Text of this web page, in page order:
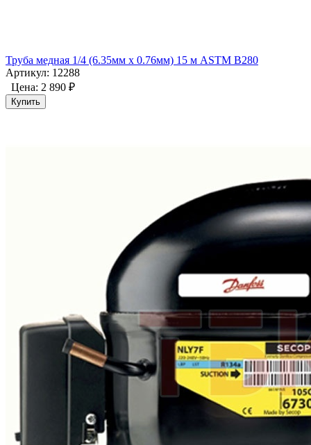
Труба медная 1/4 (6.35мм x 0.76мм) 15 м ASTM B280
Артикул: 12288
Цена: 2 890 ₽
Купить